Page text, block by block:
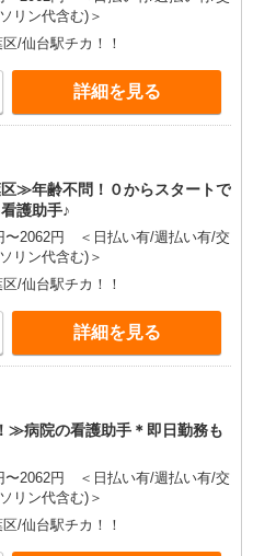
リン代含む)＞
/仙台駅チカ！！
詳細を見る
≫年齢不問！０からスタートで
護助手♪
〜2062円 ＜日払い有/週払い有/交
リン代含む)＞
/仙台駅チカ！！
詳細を見る
≫病院の看護助手＊即日勤務も
〜2062円 ＜日払い有/週払い有/交
リン代含む)＞
/仙台駅チカ！！